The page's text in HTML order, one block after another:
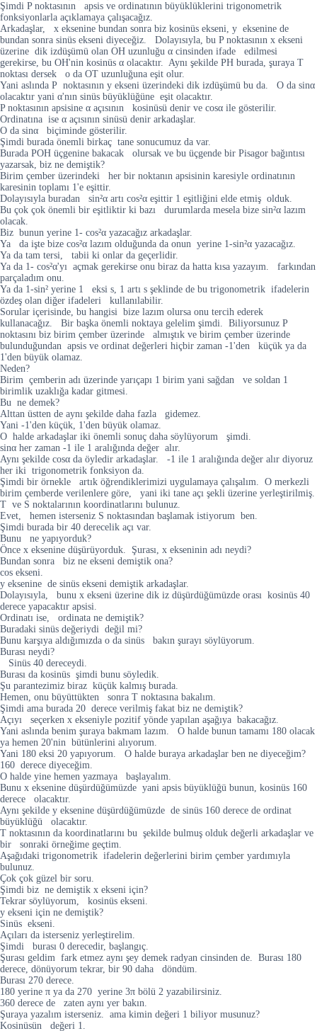
Şimdi P noktasının apsis ve ordinatının büyüklüklerini trigonometrik
fonksiyonlarla açıklamaya çalışacağız.
Arkadaşlar, x eksenine bundan sonra biz kosinüs ekseni, y eksenine de
bundan sonra sinüs ekseni diyeceğiz. Dolayısıyla, bu P noktasının x ekseni
üzerine dik izdüşümü olan OH uzunluğu α cinsinden ifade edilmesi
gerekirse, bu OH'nin kosinüs α olacaktır. Aynı şekilde PH burada, şuraya T
noktası dersek o da OT uzunluğuna eşit olur.
Yani aslında P noktasının y ekseni üzerindeki dik izdüşümü bu da. O da sinα
olacaktır yani α'nın sinüs büyüklüğüne eşit olacaktır.
P noktasının apsisine α açısının kosinüsü denir ve cosα ile gösterilir.
Ordinatına ise α açısının sinüsü denir arkadaşlar.
O da sinα biçiminde gösterilir.
Şimdi burada önemli birkaç tane sonucumuz da var.
Burada POH üçgenine bakacak olursak ve bu üçgende bir Pisagor bağıntısı
yazarsak, biz ne demiştik?
Birim çember üzerindeki her bir noktanın apsisinin karesiyle ordinatının
karesinin toplamı 1'e eşittir.
Dolayısıyla buradan sin²α artı cos²α eşittir 1 eşitliğini elde etmiş olduk.
Bu çok çok önemli bir eşitliktir ki bazı durumlarda mesela bize sin²α lazım
olacak.
Biz bunun yerine 1- cos²α yazacağız arkadaşlar.
Ya da işte bize cos²α lazım olduğunda da onun yerine 1-sin²α yazacağız.
Ya da tam tersi, tabii ki onlar da geçerlidir.
Ya da 1- cos²α'yı açmak gerekirse onu biraz da hatta kısa yazayım. farkından
parçaladım onu.
Ya da 1-sin² yerine 1 eksi s, 1 artı s şeklinde de bu trigonometrik ifadelerin
özdeş olan diğer ifadeleri kullanılabilir.
Sorular içerisinde, bu hangisi bize lazım olursa onu tercih ederek
kullanacağız. Bir başka önemli noktaya gelelim şimdi. Biliyorsunuz P
noktasını biz birim çember üzerinde almıştık ve birim çember üzerinde
bulunduğundan apsis ve ordinat değerleri hiçbir zaman -1'den küçük ya da
1'den büyük olamaz.
Neden?
Birim çemberin adı üzerinde yarıçapı 1 birim yani sağdan ve soldan 1
birimlik uzaklığa kadar gitmesi.
Bu ne demek?
Alttan üstten de aynı şekilde daha fazla gidemez.
Yani -1'den küçük, 1'den büyük olamaz.
O halde arkadaşlar iki önemli sonuç daha söylüyorum şimdi.
sinα her zaman -1 ile 1 aralığında değer alır.
Aynı şekilde cosα da öyledir arkadaşlar. -1 ile 1 aralığında değer alır diyoruz
her iki trigonometrik fonksiyon da.
Şimdi bir örnekle artık öğrendiklerimizi uygulamaya çalışalım. O merkezli
birim çemberde verilenlere göre, yani iki tane açı şekli üzerine yerleştirilmiş.
T ve S noktalarının koordinatlarını bulunuz.
Evet, hemen isterseniz S noktasından başlamak istiyorum ben.
Şimdi burada bir 40 derecelik açı var.
Bunu ne yapıyorduk?
Önce x eksenine düşürüyorduk. Şurası, x ekseninin adı neydi?
Bundan sonra biz ne ekseni demiştik ona?
cos ekseni.
y eksenine de sinüs ekseni demiştik arkadaşlar.
Dolayısıyla, bunu x ekseni üzerine dik iz düşürdüğümüzde orası kosinüs 40
derece yapacaktır apsisi.
Ordinatı ise, ordinata ne demiştik?
Buradaki sinüs değeriydi değil mi?
Bunu karşıya aldığımızda o da sinüs bakın şurayı söylüyorum.
Burası neydi?
Sinüs 40 dereceydi.
Burası da kosinüs şimdi bunu söyledik.
Şu parantezimiz biraz küçük kalmış burada.
Hemen, onu büyüttükten sonra T noktasına bakalım.
Şimdi ama burada 20 derece verilmiş fakat biz ne demiştik?
Açıyı seçerken x ekseniyle pozitif yönde yapılan aşağıya bakacağız.
Yani aslında benim şuraya bakmam lazım. O halde bunun tamamı 180 olacak
ya hemen 20'nin bütünlerini alıyorum.
Yani 180 eksi 20 yapıyorum. O halde buraya arkadaşlar ben ne diyeceğim?
160 derece diyeceğim.
O halde yine hemen yazmaya başlayalım.
Bunu x eksenine düşürdüğümüzde yani apsis büyüklüğü bunun, kosinüs 160
derece olacaktır.
Aynı şekilde y eksenine düşürdüğümüzde de sinüs 160 derece de ordinat
büyüklüğü olacaktır.
T noktasının da koordinatlarını bu şekilde bulmuş olduk değerli arkadaşlar ve
bir sonraki örneğime geçtim.
Aşağıdaki trigonometrik ifadelerin değerlerini birim çember yardımıyla
bulunuz.
Çok çok güzel bir soru.
Şimdi biz ne demiştik x ekseni için?
Tekrar söylüyorum, kosinüs ekseni.
y ekseni için ne demiştik?
Sinüs ekseni.
Açıları da isterseniz yerleştirelim.
Şimdi burası 0 derecedir, başlangıç.
Şurası geldim fark etmez aynı şey demek radyan cinsinden de. Burası 180
derece, dönüyorum tekrar, bir 90 daha döndüm.
Burası 270 derece.
180 yerine π ya da 270 yerine 3π bölü 2 yazabilirsiniz.
360 derece de zaten aynı yer bakın.
Şuraya yazalım isterseniz. ama kimin değeri 1 biliyor musunuz?
Kosinüsün değeri 1.